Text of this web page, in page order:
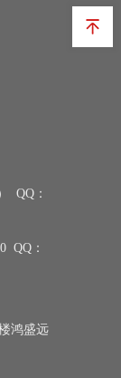
QQ：
QQ：
鸿盛远